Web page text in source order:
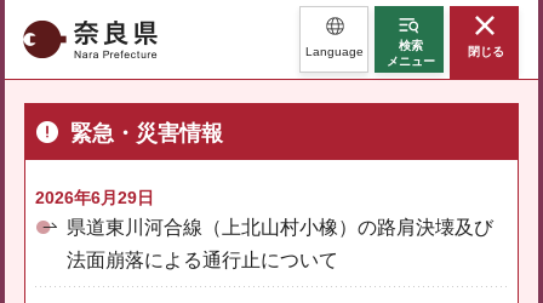
奈良県 Language
検索
メニュー
閉じる
緊急・災害情報
2026年6月29日
県道東川河合線（上北山村小橡）の路肩決壊及び
法面崩落による通行止について